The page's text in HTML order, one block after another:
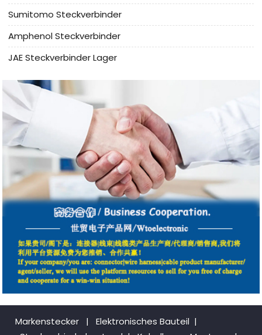
Sumitomo Steckverbinder
Amphenol Steckverbinder
JAE Steckverbinder Lager
Markenstecker | Elektronisches Bauteil |